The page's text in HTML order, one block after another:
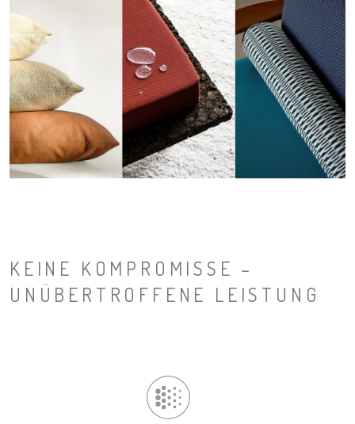
KEINE KOMPROMISSE –
UNÜBERTROFFENE LEISTUNG